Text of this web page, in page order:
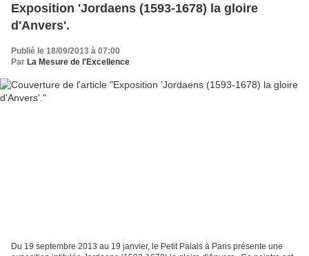
Exposition 'Jordaens (1593-1678) la gloire
d'Anvers'.
Publié le 18/09/2013 à 07:00
Par La Mesure de l'Excellence
Du 19 septembre 2013 au 19 janvier, le Petit Palais à Paris présente une